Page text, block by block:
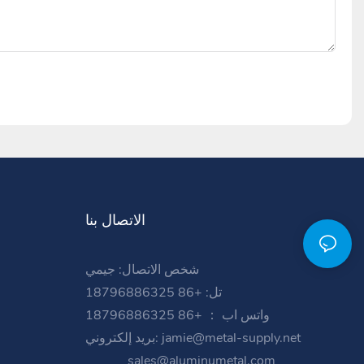
الاتصال بنا
شخص الاتصال: جيمي
تل: +86 18796886325
واتس اب ： +86 18796886325
بريد إلكتروني: jamie@metal-supply.net